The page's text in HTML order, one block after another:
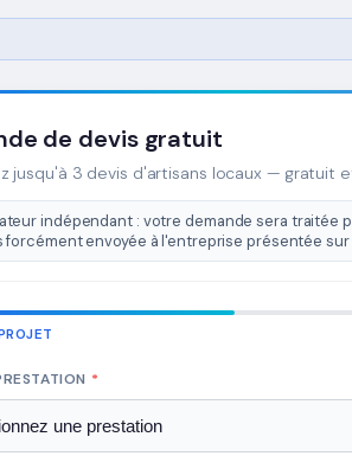
de devis gratuit
jusqu'à 3 devis d'artisans locaux — gratuit
indépendant : votre demande sera traitée
forcément envoyée à l'entreprise présentée
*